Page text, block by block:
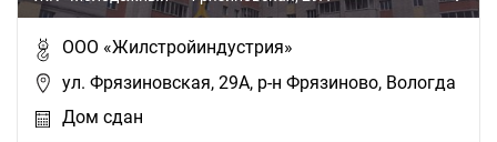
ООО «Жилстройиндустрия»
ул. Фрязиновская, 29А, р-н Фрязиново, Вологда
Дом сдан